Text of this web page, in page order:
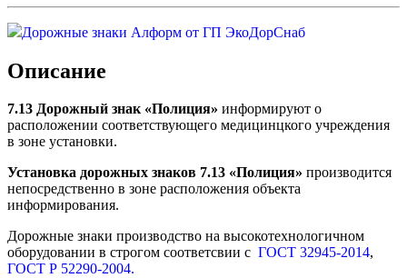
Дорожные знаки Алформ от ГП ЭкоДорСнаб
Описание
7.13 Дорожный знак «Полиция» информируют о
расположении соответствующего медицинцкого учреждения
в зоне установки.
Установка дорожных знаков 7.13 «Полиция» производится
непосредственно в зоне расположения объекта
информирования.
Дорожные знаки производство на высокотехнологичном
оборудовании в строгом соответсвии с ГОСТ 32945-2014,
ГОСТ Р 52290-2004.